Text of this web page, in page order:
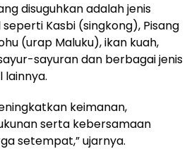
disuguhkan adalah jenis
Kasbi (singkong), Pisang
(urap Maluku), ikan kuah,
sayuran dan berbagai jenis
lainnya.
keimanan,
serta kebersamaan
setempat,” ujarnya.